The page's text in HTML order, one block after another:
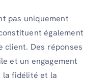
pas uniquement
également
client. Des réponses
et un engagement
fidélité et la